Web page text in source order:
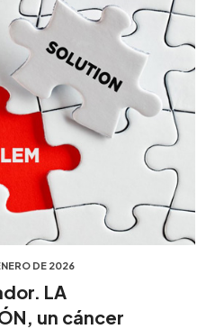
DE 2026
LA
un cáncer